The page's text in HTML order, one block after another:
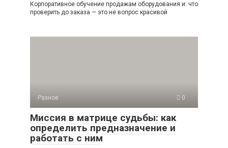
Корпоративное обучение продажам оборудования и: что
проверить до заказа — это не вопрос красивой
Разное 0
Миссия в матрице судьбы: как
определить предназначение и
работать с ним